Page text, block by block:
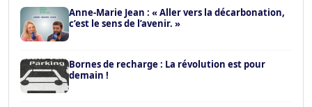
Anne-Marie Jean : « Aller vers la décarbonation,
c’est le sens de l’avenir. »
Bornes de recharge : La révolution est pour
demain !